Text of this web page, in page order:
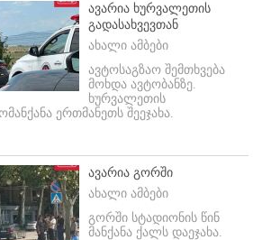
ავარია ხურვალეთის
გადასახვევთან
ახალი ამბები
ავტოსაგზაო შემთხვება
მოხდა ავტობანზე.
ხურვალეთის
ერთმანეთს შეეჯახა.
ავარია გორში
ახალი ამბები
გორში სტადიონის წინ
მანქანა ქალს დაეჯახა.